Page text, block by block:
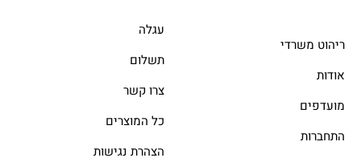
ריהוט משרדי
אודות
מועדפים
התחברות
עגלה
תשלום
צרו קשר
כל המוצרים
הצהרת נגישות